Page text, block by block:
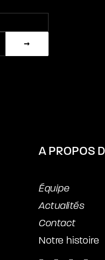
A PROPOS
Équipe
Actualités
Contact
Notre histoire